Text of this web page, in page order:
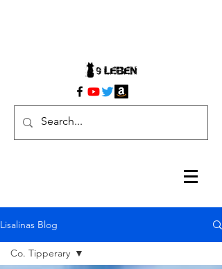
Lisalinas Blog
Co. Tipperary